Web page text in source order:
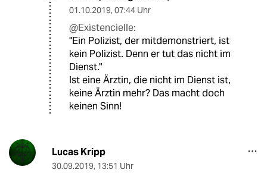
01.10.2019, 07:44 Uhr
@Existencielle:
"Ein Polizist, der mitdemonstriert, ist
kein Polizist. Denn er tut das nicht im
Dienst."
Ist eine Ärztin, die nicht im Dienst ist,
keine Ärztin mehr? Das macht doch
keinen Sinn!
Lucas Kripp
30.09.2019, 13:51 Uhr